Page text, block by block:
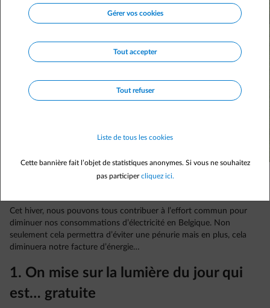
Cet hiver, nous pouvons tous contribuer à l’effort commun pour
diminuer nos consommations d’électricité en Belgique. Non
seulement cela permettra d’éviter une pénurie mais en plus, cela
diminuera notre facture d’énergie…
1. On mise sur la lumière du jour qui
est… gratuite
Gérer vos cookies
Tout accepter
Tout refuser
Liste de tous les cookies
Cette bannière fait l’objet de statistiques anonymes. Si vous ne souhaitez
pas participercliquez ici.